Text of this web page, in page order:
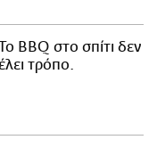
BBQ στο σπίτι δεν
τρόπο.